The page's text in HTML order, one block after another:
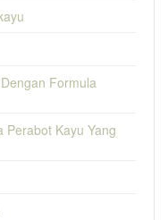
Formula
Perabot Kayu Yang